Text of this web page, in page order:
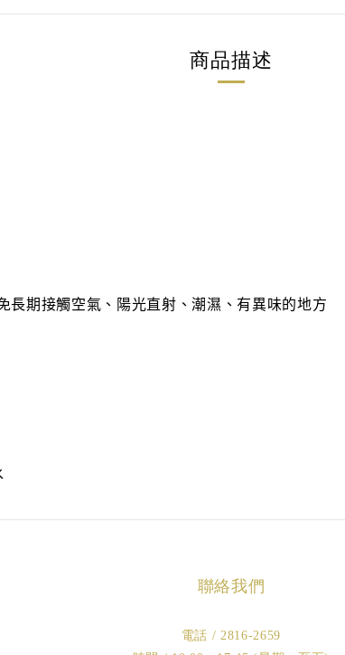
商品描述
長期接觸空氣、陽光直射、潮濕、有異味的地方
聯絡我們
電話 / 2816-2659